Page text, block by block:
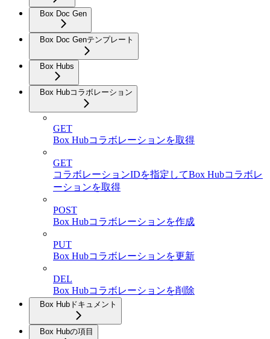
Box Doc Gen
Box Doc Genテンプレート
Box Hubs
Box Hubコラボレーション
GET
Box Hubコラボレーションを取得
GET
コラボレーションIDを指定してBox Hubコラボレ
ーションを取得
POST
Box Hubコラボレーションを作成
PUT
Box Hubコラボレーションを更新
DEL
Box Hubコラボレーションを削除
Box Hubドキュメント
Box Hubの項目